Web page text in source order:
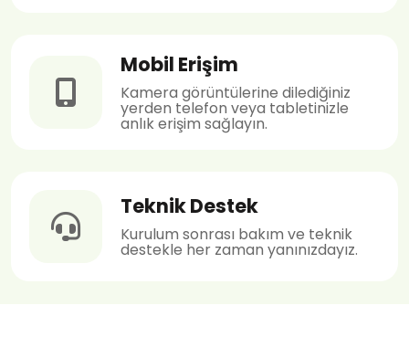
Mobil Erişim
Kamera görüntülerine dilediğiniz
yerden telefon veya tabletinizle
anlık erişim sağlayın.
Teknik Destek
Kurulum sonrası bakım ve teknik
destekle her zaman yanınızdayız.